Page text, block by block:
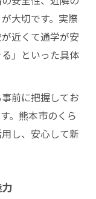
大切です。実際
近くて通学が安
」といった具体
前に把握してお
。熊本市のくら
し、安心して新